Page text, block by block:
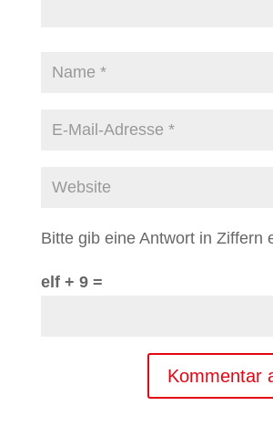
Bitte gib eine Antwort in Ziffern
elf + 9 =